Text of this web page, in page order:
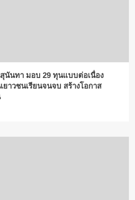
นันทา มอบ 29 ทุนแบบต่อเนื่อง
าวชนเรียนจนจบ สร้างโอกาส